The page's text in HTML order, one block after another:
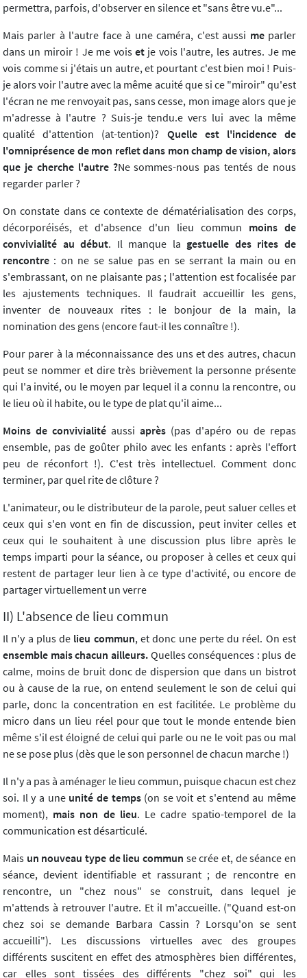
permettra, parfois, d'observer en silence et "sans être vu.e"...
Mais parler à l'autre face à une caméra, c'est aussi me parler
dans un miroir ! Je me vois et je vois l'autre, les autres. Je me
vois comme si j'étais un autre, et pourtant c'est bien moi ! Puis-
je alors voir l'autre avec la même acuité que si ce "miroir" qu'est
l'écran ne me renvoyait pas, sans cesse, mon image alors que je
m'adresse à l'autre ? Suis-je tendu.e vers lui avec la même
qualité d'attention (at-tention)? Quelle est l'incidence de
l'omniprésence de mon reflet dans mon champ de vision, alors
que je cherche l'autre ?Ne sommes-nous pas tentés de nous
regarder parler ?
On constate dans ce contexte de dématérialisation des corps,
décorporéisés, et d'absence d'un lieu commun moins de
convivialité au début. Il manque la gestuelle des rites de
rencontre : on ne se salue pas en se serrant la main ou en
s'embrassant, on ne plaisante pas ; l'attention est focalisée par
les ajustements techniques. Il faudrait accueillir les gens,
inventer de nouveaux rites : le bonjour de la main, la
nomination des gens (encore faut-il les connaître !).
Pour parer à la méconnaissance des uns et des autres, chacun
peut se nommer et dire très brièvement la personne présente
qui l'a invité, ou le moyen par lequel il a connu la rencontre, ou
le lieu où il habite, ou le type de plat qu'il aime...
Moins de convivialité aussi après (pas d'apéro ou de repas
ensemble, pas de goûter philo avec les enfants : après l'effort
peu de réconfort !). C'est très intellectuel. Comment donc
terminer, par quel rite de clôture ?
L'animateur, ou le distributeur de la parole, peut saluer celles et
ceux qui s'en vont en fin de discussion, peut inviter celles et
ceux qui le souhaitent à une discussion plus libre après le
temps imparti pour la séance, ou proposer à celles et ceux qui
restent de partager leur lien à ce type d'activité, ou encore de
partager virtuellement un verre
II) L'absence de lieu commun
Il n'y a plus de lieu commun, et donc une perte du réel. On est
ensemble mais chacun ailleurs. Quelles conséquences : plus de
calme, moins de bruit donc de dispersion que dans un bistrot
ou à cause de la rue, on entend seulement le son de celui qui
parle, donc la concentration en est facilitée. Le problème du
micro dans un lieu réel pour que tout le monde entende bien
même s'il est éloigné de celui qui parle ou ne le voit pas ou mal
ne se pose plus (dès que le son personnel de chacun marche !)
Il n'y a pas à aménager le lieu commun, puisque chacun est chez
soi. Il y a une unité de temps (on se voit et s'entend au même
moment), mais non de lieu. Le cadre spatio-temporel de la
communication est désarticulé.
Mais un nouveau type de lieu commun se crée et, de séance en
séance, devient identifiable et rassurant ; de rencontre en
rencontre, un "chez nous" se construit, dans lequel je
m'attends à retrouver l'autre. Et il m'accueille. ("Quand est-on
chez soi se demande Barbara Cassin ? Lorsqu'on se sent
accueilli"). Les discussions virtuelles avec des groupes
différents suscitent en effet des atmosphères bien différentes,
car elles sont tissées des différents "chez soi" qui les